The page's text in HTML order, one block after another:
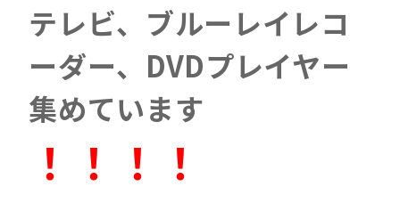
テレビ、ブルーレイレコ
ーダー、DVDプレイヤー
集めています
！！！！